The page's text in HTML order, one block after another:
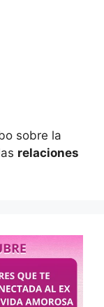
sobre la
relaciones